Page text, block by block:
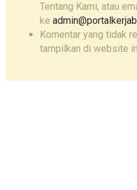
Tentang Kami, atau
ke
Komentar yang tidak
tampilkan di website